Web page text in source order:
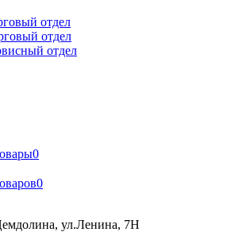
отдел
отдел
отдел
0
0
ул.Ленина, 7Н